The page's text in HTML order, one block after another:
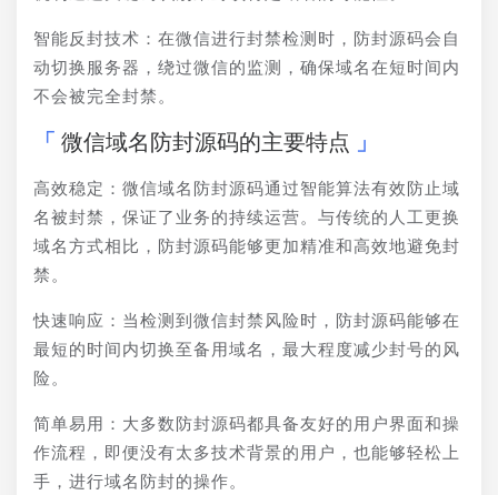
智能反封技术：在微信进行封禁检测时，防封源码会自
动切换服务器，绕过微信的监测，确保域名在短时间内
不会被完全封禁。
微信域名防封源码的主要特点
高效稳定：微信域名防封源码通过智能算法有效防止域
名被封禁，保证了业务的持续运营。与传统的人工更换
域名方式相比，防封源码能够更加精准和高效地避免封
禁。
快速响应：当检测到微信封禁风险时，防封源码能够在
最短的时间内切换至备用域名，最大程度减少封号的风
险。
简单易用：大多数防封源码都具备友好的用户界面和操
作流程，即便没有太多技术背景的用户，也能够轻松上
手，进行域名防封的操作。